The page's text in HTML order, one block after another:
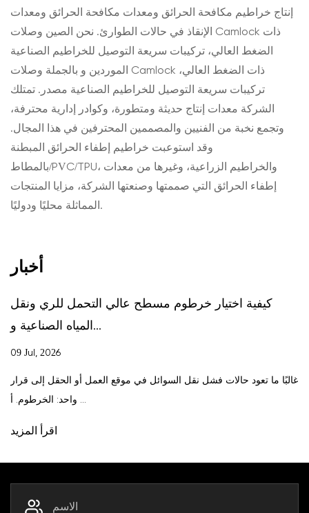
إنتاج خراطيم مكافحة الحرائق ومعدات مكافحة الحرائق ومعدات
الإنقاذ في حالات الطوارئ. نحن
الصين وصلات Camlock ذات
الضغط العالي، تركيبات سريعة التوصيل للخراطيم الصناعية
الموردين و بالجملة وصلات Camlock ذات الضغط العالي،
تركيبات سريعة التوصيل للخراطيم الصناعية مصدر . تمتلك
الشركة معدات إنتاج حديثة ومتطورة، وكوادر إدارية محترفة،
وتجمع نخبة من الفنيين والمصممين المحترفين في هذا المجال.
وقد استوعبت خراطيم إطفاء الحرائق المبطنة
بالمطاط/PVC/TPU، والخراطيم الزراعية، وغيرها من معدات
إطفاء الحرائق التي صممتها وصنعتها الشركة، مزايا المنتجات
المماثلة محليًا ودوليًا.
أخبار
كيفية اختيار خرطوم مسطح عالي التحمل للري ونقل
المياه الصناعية و...
09 Jul, 2026
غالبًا ما تعود حالات فشل نقل السوائل في موقع العمل أو الحقل إلى قرار
اقرأ المزيد